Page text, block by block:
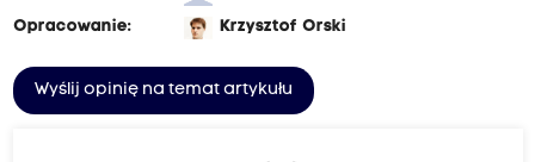
Opracowanie:
Krzysztof Orski
Wyślij opinię na temat artykułu